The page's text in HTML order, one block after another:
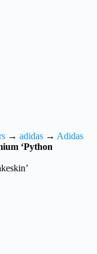
→ adidas → Adidas
‘Python